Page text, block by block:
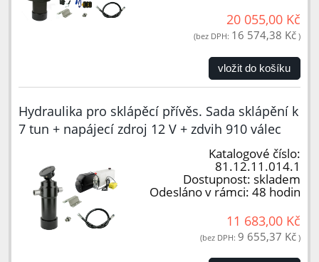
20 055,00 Kč
(bez DPH: 16 574,38 Kč )
vložit do košíku
Hydraulika pro sklápěcí přívěs. Sada sklápění k
7 tun + napájecí zdroj 12 V + zdvih 910 válec
Katalogové číslo:
81.12.11.014.1
Dostupnost: skladem
Odesláno v rámci: 48 hodin
11 683,00 Kč
(bez DPH: 9 655,37 Kč )